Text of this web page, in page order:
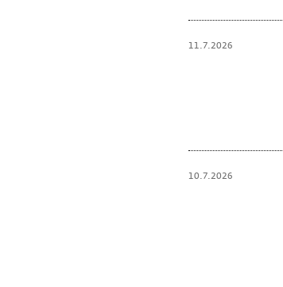
11.7.2026
10.7.2026